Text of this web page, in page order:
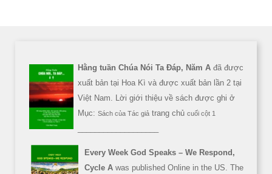
Hằng tuần Chúa Nói Ta Đáp, Năm A đã được
xuất bản tại Hoa Kì và được xuất bản lần 2 tại
Việt Nam. Lời giới thiệu về sách được ghi ở
Mục: Sách của Tác giả trang chủ cuối cột 1
Every Week God Speaks – We Respond,
Cycle A was published Online in the US. The